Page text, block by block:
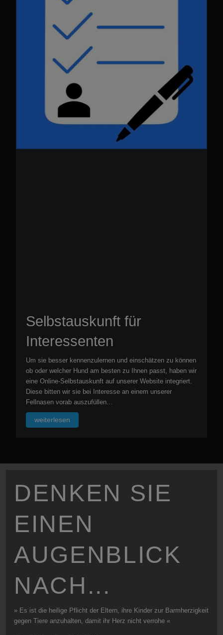
Selbstauskunft für
Interessenten
Um sie besser kennenzulernen und einschätzen zu können
ob oder welcher Hund am besten zu Ihnen passt, haben wir
eine Online-Selbstauskunft auf unserer Website integriert.
Diese bitten wir sie bei Interesse an einem unserer
Fellnasen vorab auszufüllen...
weiterlesen
DENKEN SIE
EINEN
AUGENBLICK
NACH...
» Es ist die heilige Pflicht der Eltern, ihre Kinder zur Barmherzigkeit
gegen Tiere anzuhalten, damit ihr Herz nicht verrohe «